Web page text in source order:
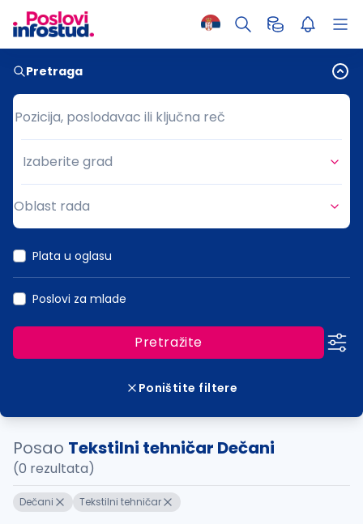
Pretraga
Pozicija, poslodavac ili ključna reč
Pozicija, poslodavac ili ključna reč
Grad
Izaberite grad
Oblast rada
Plata u oglasu
Poslovi za mlade
Pretražite
Poništite filtere
Posao Tekstilni tehničar Dečani
(0 rezultata)
Dečani Tekstilni tehničar